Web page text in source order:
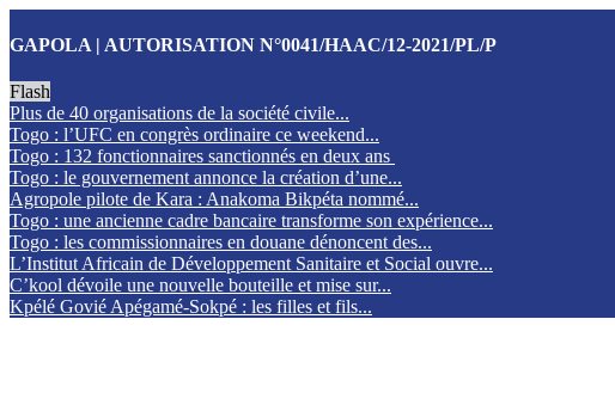
GAPOLA | AUTORISATION N°0041/HAAC/12-2021/PL/P
Flash
Plus de 40 organisations de la société civile...
Togo : l’UFC en congrès ordinaire ce weekend...
Togo : 132 fonctionnaires sanctionnés en deux ans
Togo : le gouvernement annonce la création d’une...
Agropole pilote de Kara : Anakoma Bikpéta nommé...
Togo : une ancienne cadre bancaire transforme son expérience...
Togo : les commissionnaires en douane dénoncent des...
L’Institut Africain de Développement Sanitaire et Social ouvre...
C’kool dévoile une nouvelle bouteille et mise sur...
Kpélé Govié Apégamé-Sokpé : les filles et fils...